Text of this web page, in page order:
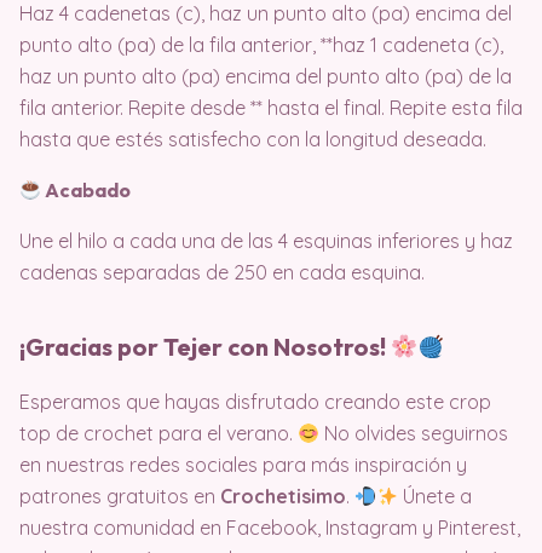
Haz 4 cadenetas (c), haz un punto alto (pa) encima del
punto alto (pa) de la fila anterior, **haz 1 cadeneta (c),
haz un punto alto (pa) encima del punto alto (pa) de la
fila anterior. Repite desde ** hasta el final. Repite esta fila
hasta que estés satisfecho con la longitud deseada.
Acabado
Une el hilo a cada una de las 4 esquinas inferiores y haz
cadenas separadas de 250 en cada esquina.
¡Gracias por Tejer con Nosotros!
Esperamos que hayas disfrutado creando este crop
top de crochet para el verano.
No olvides seguirnos
en nuestras redes sociales para más inspiración y
patrones gratuitos en Crochetisimo.
Únete a
nuestra comunidad en Facebook, Instagram y Pinterest,